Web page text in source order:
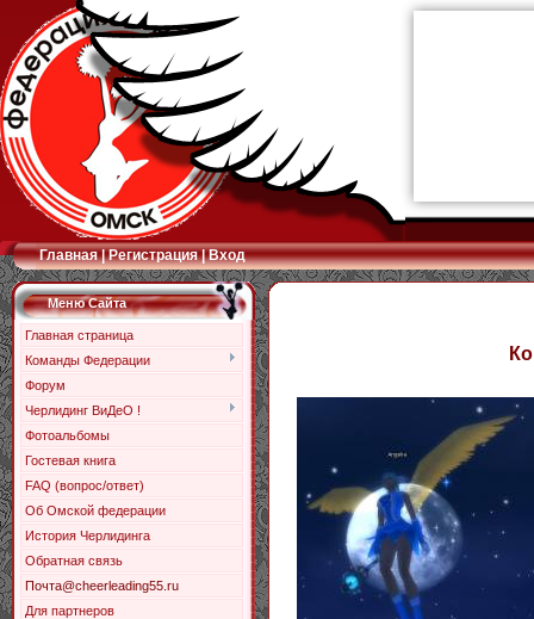
Главная|Регистрация|Вход
Меню Сайта
Главная страница
Команды Федерации
Форум
Черлидинг ВиДеО !
Фотоальбомы
Гостевая книга
FAQ (вопрос/ответ)
Об Омской федерации
История Черлидинга
Обратная связь
Почта@cheerleading55.ru
Для партнеров